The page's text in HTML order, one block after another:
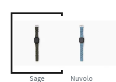
Sage Nuvolo